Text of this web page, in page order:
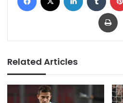
Print
Related Articles